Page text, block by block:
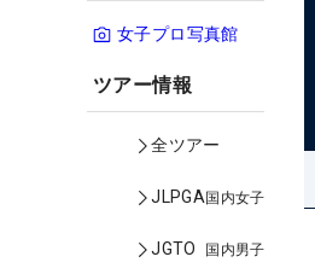
女子プロ写真館
ツアー情報
全ツアー
JLPGA国内女子
JGTO 国内男子